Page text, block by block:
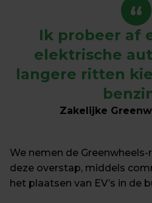
“
Ik probeer af
elektrische
langere ritten
Zakelijke
We nemen de
deze overstap, middels
het plaatsen van EV’s in de